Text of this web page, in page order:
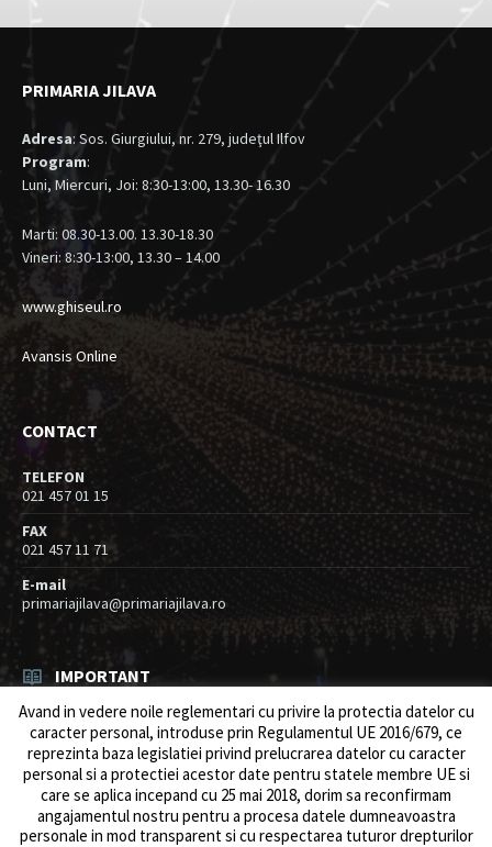
PRIMARIA JILAVA
Adresa: Sos. Giurgiului, nr. 279, judeţul Ilfov
Program:
Luni, Miercuri, Joi: 8:30-13:00, 13.30- 16.30
Marti: 08.30-13.00. 13.30-18.30
Vineri: 8:30-13:00, 13.30 – 14.00
www.ghiseul.ro
Avansis Online
CONTACT
TELEFON
021 457 01 15
FAX
021 457 11 71
E-mail
primariajilava@primariajilava.ro
IMPORTANT
Rezultat concurs expert – proba scrisa
06/08/2026 inResurse umane / Achizitii
Anunt concurs
05/08/2026 Resurse umane / Achizitii
Avand in vedere noile reglementari cu privire la protectia datelor cu
caracter personal, introduse prin Regulamentul UE 2016/679, ce
reprezinta baza legislatiei privind prelucrarea datelor cu caracter
personal si a protectiei acestor date pentru statele membre UE si
care se aplica incepand cu 25 mai 2018, dorim sa reconfirmam
angajamentul nostru pentru a procesa datele dumneavoastra
personale in mod transparent si cu respectarea tuturor drepturilor